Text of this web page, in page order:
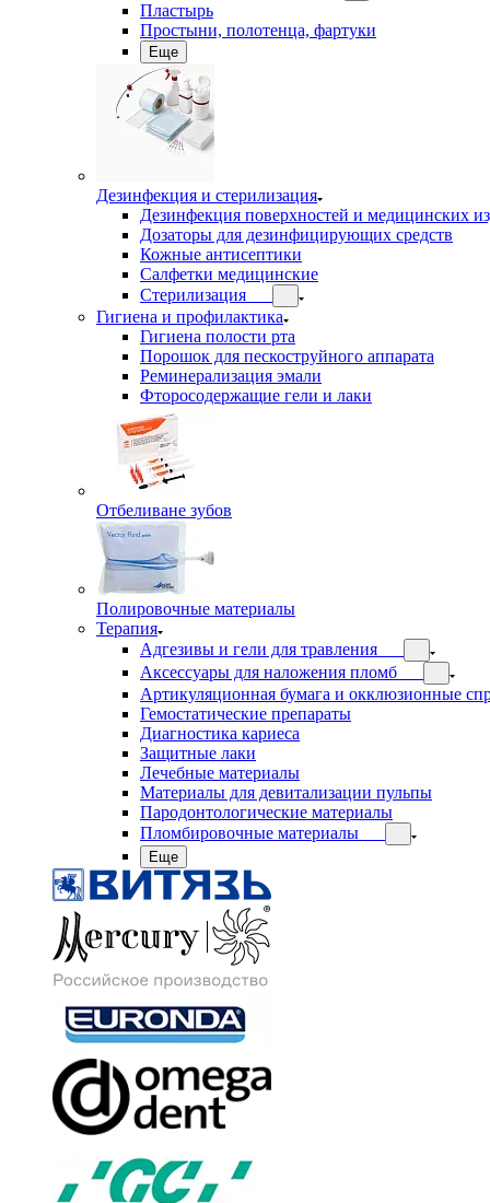
Пластырь
Простыни, полотенца, фартуки
Еще
Дезинфекция и стерилизация
Дезинфекция поверхностей и медицинских
Дозаторы для дезинфицирующих средств
Кожные антисептики
Салфетки медицинские
Стерилизация
Гигиена и профилактика
Гигиена полости рта
Порошок для пескоструйного аппарата
Реминерализация эмали
Фторосодержащие гели и лаки
Отбеливане зубов
Полировочные материалы
Терапия
Адгезивы и гели для травления
Аксессуары для наложения пломб
Артикуляционная бумага и окклюзионные
Гемостатические препараты
Диагностика кариеса
Защитные лаки
Лечебные материалы
Материалы для девитализации пульпы
Пародонтологические материалы
Пломбировочные материалы
Еще